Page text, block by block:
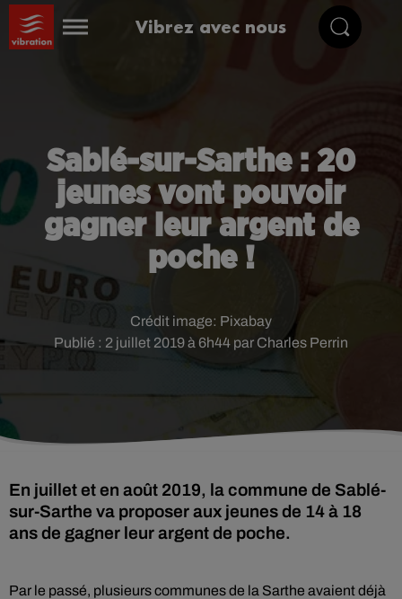
Vibrez avec nous
Sablé-sur-Sarthe : 20
jeunes vont pouvoir
gagner leur argent de
poche !
Publié : 2 juillet 2019 à 6h44 par Charles Perrin
Crédit image: Pixabay
En juillet et en août 2019, la commune de Sablé-
sur-Sarthe va proposer aux jeunes de 14 à 18
ans de gagner leur argent de poche.
Par le passé, plusieurs communes de la Sarthe avaient déjà